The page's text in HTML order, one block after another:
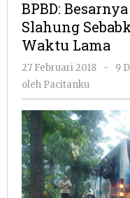
BPBD:
Slahung
Waktu Lama
27 Februari 2018
oleh
-
9
oleh Pacitanku